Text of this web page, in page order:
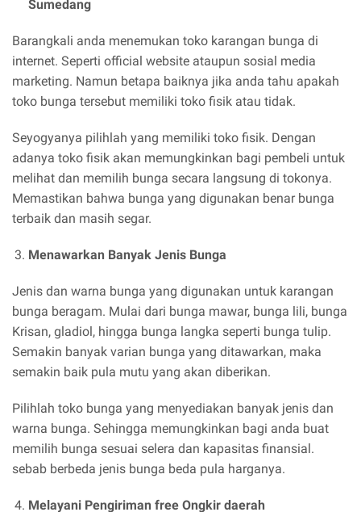
Sumedang
Barangkali anda menemukan toko karangan bunga di
internet. Seperti official website ataupun sosial media
marketing. Namun betapa baiknya jika anda tahu apakah
toko bunga tersebut memiliki toko fisik atau tidak.
Seyogyanya pilihlah yang memiliki toko fisik. Dengan
adanya toko fisik akan memungkinkan bagi pembeli untuk
melihat dan memilih bunga secara langsung di tokonya.
Memastikan bahwa bunga yang digunakan benar bunga
terbaik dan masih segar.
Menawarkan Banyak Jenis Bunga
Jenis dan warna bunga yang digunakan untuk karangan
bunga beragam. Mulai dari bunga mawar, bunga lili, bunga
Krisan, gladiol, hingga bunga langka seperti bunga tulip.
Semakin banyak varian bunga yang ditawarkan, maka
semakin baik pula mutu yang akan diberikan.
Pilihlah toko bunga yang menyediakan banyak jenis dan
warna bunga. Sehingga memungkinkan bagi anda buat
memilih bunga sesuai selera dan kapasitas finansial.
sebab berbeda jenis bunga beda pula harganya.
Melayani Pengiriman free Ongkir daerah